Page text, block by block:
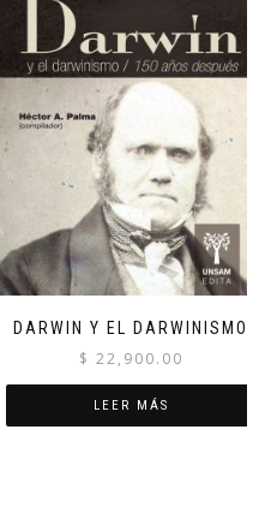
DARWIN Y EL DARWINISMO
$ 22,900.00
LEER MÁS